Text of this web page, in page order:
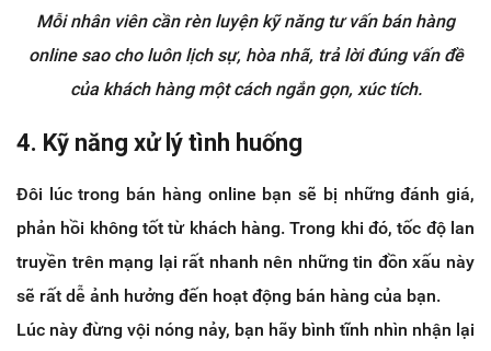
Mỗi nhân viên cần rèn luyện kỹ năng tư vấn bán hàng
online sao cho luôn lịch sự, hòa nhã, trả lời đúng vấn đề
của khách hàng một cách ngắn gọn, xúc tích.
4. Kỹ năng xử lý tình huống
Đôi lúc trong bán hàng online bạn sẽ bị những đánh giá,
phản hồi không tốt từ khách hàng. Trong khi đó, tốc độ lan
truyền trên mạng lại rất nhanh nên những tin đồn xấu này
sẽ rất dễ ảnh hưởng đến hoạt động bán hàng của bạn.
Lúc này đừng vội nóng nảy, bạn hãy bình tĩnh nhìn nhận lại